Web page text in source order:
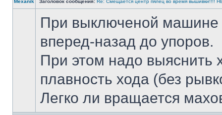
Mexanik Заголовок сообщения: Re: Смещается центр пялец во время вышивки!!!!
При выключеной машине
вперед-назад до упоров.
При этом надо выяснить
плавность хода (без
Легко ли вращается